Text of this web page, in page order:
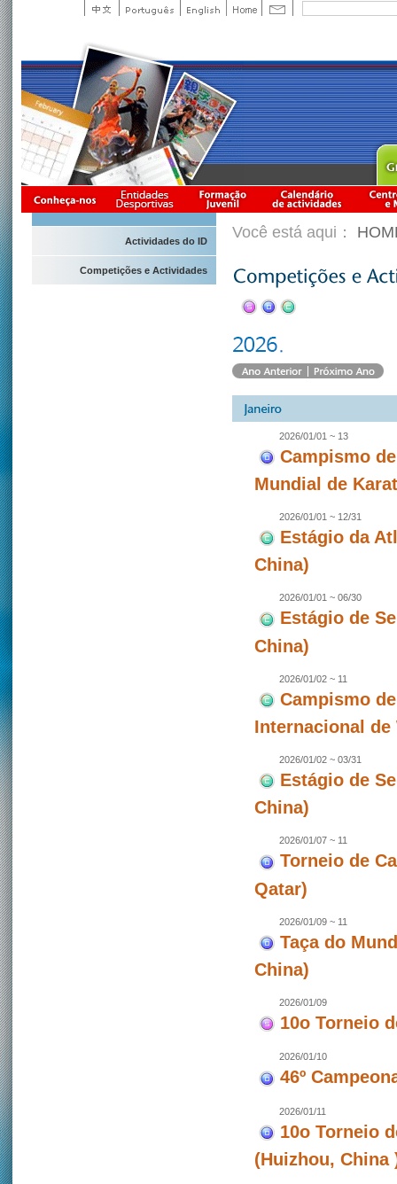
Actividades do ID
Competições e Actividades
Você está aqui：
2026/01/01 ~ 13
Campismo
Mundial de
2026/01/01 ~ 12/31
Estágio da
China)
2026/01/01 ~ 06/30
Estágio de
China)
2026/01/02 ~ 11
Campismo
Internacional de
2026/01/02 ~ 03/31
Estágio de
China)
2026/01/07 ~ 11
Torneio de
Qatar)
2026/01/09 ~ 11
Taça do
China)
2026/01/09
10o Torneio
2026/01/10
46º
2026/01/11
10o Torneio
(Huizhou, China